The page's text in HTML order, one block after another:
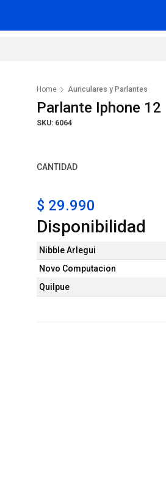
Home Auriculares y Parlantes
Parlante Iphone 12
SKU: 6064
CANTIDAD
$ 29.990
Disponibilidad
Nibble Arlegui
Novo Computacion
Quilpue